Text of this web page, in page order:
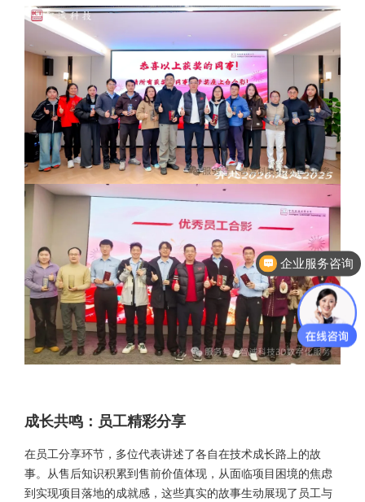
成长共鸣：员工精彩分享
在员工分享环节，多位代表讲述了各自在技术成长路上的故
事。从售后知识积累到售前价值体现，从面临项目困境的焦虑
到实现项目落地的成就感，这些真实的故事生动展现了员工与
企业服务咨询